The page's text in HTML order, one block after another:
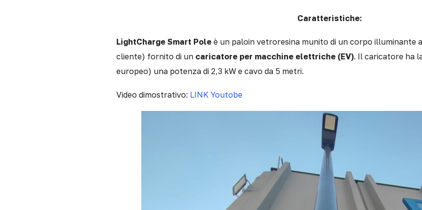
Caratteristiche:
LightCharge Smart Pole è un paloin vetroresina munito di un corpo illuminante
cliente) fornito di un caricatore per macchine elettriche (EV). Il caricatore ha
europeo) una potenza di 2,3 kW e cavo da 5 metri.
Video dimostrativo: LINK Youtobe